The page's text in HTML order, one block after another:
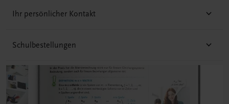
Ihr persönlicher Kontakt
Schulbestellungen